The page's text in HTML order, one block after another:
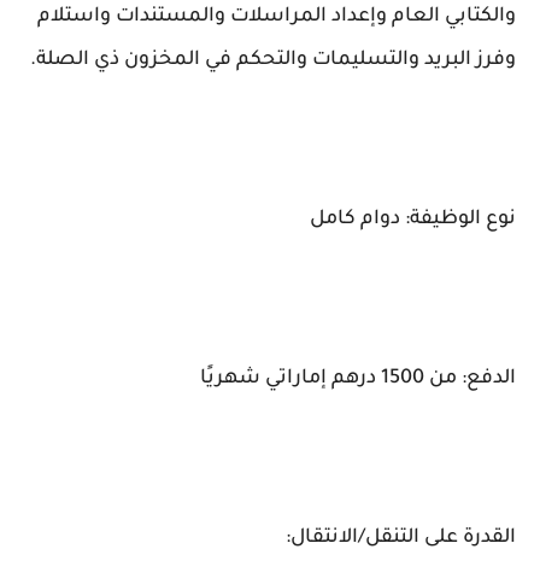
والكتابي العام وإعداد المراسلات والمستندات واستلام
وفرز البريد والتسليمات والتحكم في المخزون ذي الصلة.
نوع الوظيفة: دوام كامل
الدفع: من 1500 درهم إماراتي شهريًا
القدرة على التنقل/الانتقال: